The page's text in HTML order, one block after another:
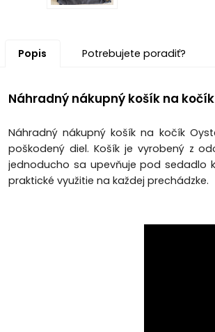
Popis Potrebujete poradiť?
Náhradný nákupný košík na
Náhradný nákupný košík na kočík
poškodený diel. Košík je vyrobený z
jednoducho sa upevňuje pod sedadlo
praktické využitie na každej prechádzke.